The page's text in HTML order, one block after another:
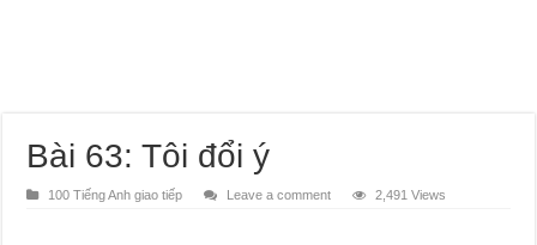
Bài 63: Tôi đổi ý
100 Tiếng Anh giao tiếp Leave a comment 2,491 Views